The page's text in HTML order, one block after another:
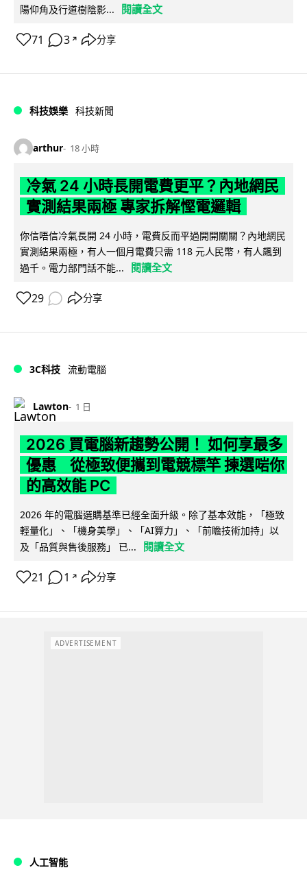
陽仰角及行道樹陰影...
閱讀全文
71 3 ↗ 分享
科技娛樂 科技新聞
arthur 18 小時
冷氣 24 小時長開電費更平？內地網民
實測結果兩極 專家拆解慳電邏輯
你信唔信冷氣長開 24 小時，電費反而平過開開關關？內地網民
實測結果兩極，有人一個月電費只需 118 元人民幣，有人飆到
過千。電力部門話不能...
閱讀全文
29 分享
3C科技 流動電腦
Lawton 1 日
2026 買電腦新趨勢公開！ 如何享最多
優惠 從極致便攜到電競標竿 揀選啱你
的高效能 PC
2026 年的電腦選購基準已經全面升級。除了基本效能，「極致
輕量化」、「機身美學」、「AI算力」、「前瞻技術加持」以
及「品質與售後服務」 已...
閱讀全文
21 1 ↗ 分享
ADVERTISEMENT
人工智能